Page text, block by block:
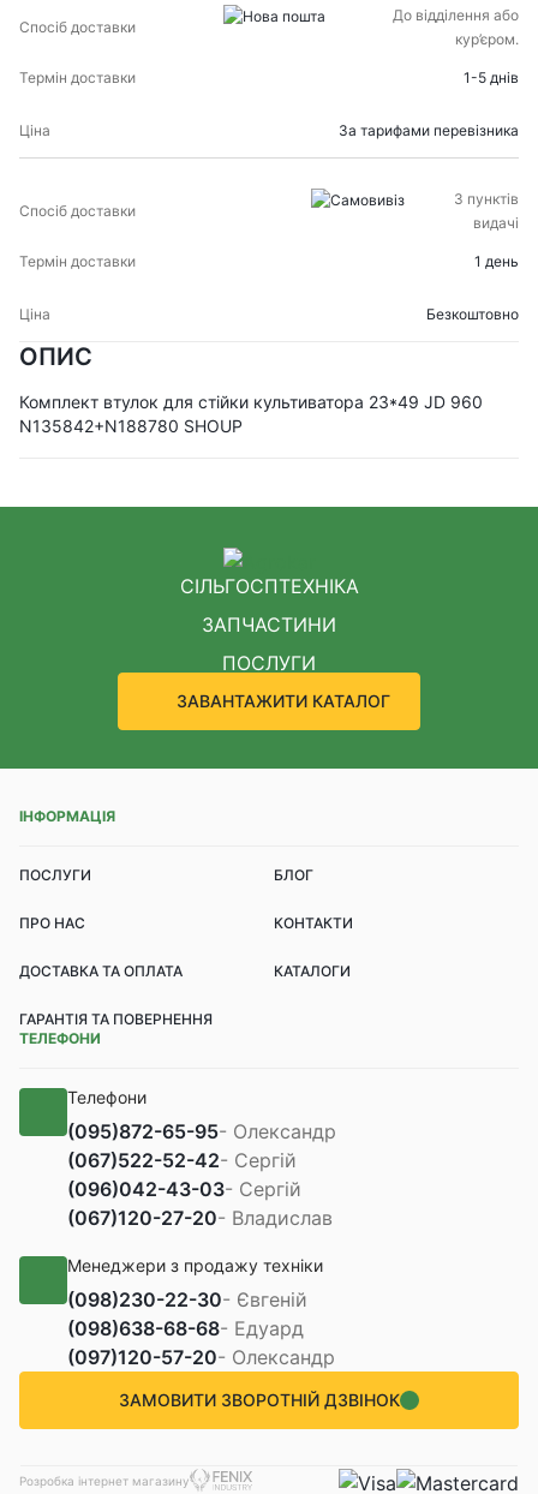
ОПИС
Комплект втулок для стійки культиватора 23*49 JD 960
N135842+N188780 SHOUP
ДОСТАВКИДОСТАВКИ
До відділення або
кур’єром.
1-5 днів
За тарифами перевізника
З пунктів
видачі
1 день
Безкоштовно
СІЛЬГОСПТЕХНІКА
ЗАПЧАСТИНИ
ПОСЛУГИ
ЗАВАНТАЖИТИ КАТАЛОГ
ІНФОРМАЦІЯ
ПОСЛУГИ БЛОГ
ПРО НАС КОНТАКТИ
ДОСТАВКА ТА ОПЛАТА КАТАЛОГИ
ГАРАНТІЯ ТА ПОВЕРНЕННЯ
ТЕЛЕФОНИ
Телефони
(095)872-65-95- Олександр
(067)522-52-42- Сергій
(096)042-43-03- Сергій
(067)120-27-20- Владислав
Менеджери з продажу техніки
(098)230-22-30- Євгеній
(098)638-68-68- Едуард
(097)120-57-20- Олександр
Розробка інтернет магазину
ЗАМОВИТИ ЗВОРОТНІЙ ДЗВІНОК